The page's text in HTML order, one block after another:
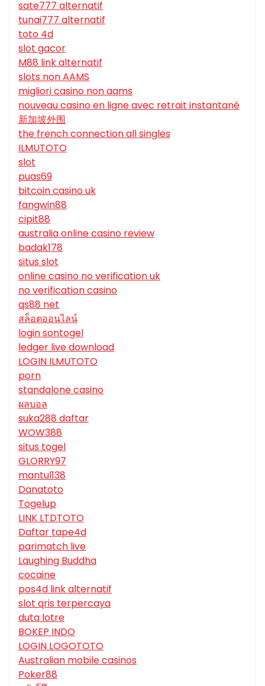
sate777 alternatif
tunai777 alternatif
toto 4d
slot gacor
M88 link alternatif
slots non AAMS
migliori casino non aams
nouveau casino en ligne avec retrait instantané
新加坡外围
the french connection all singles
ILMUTOTO
slot
puas69
bitcoin casino uk
fangwin88
cipit88
australia online casino review
badak178
situs slot
online casino no verification uk
no verification casino
qs88 net
สล็อตออนไลน์
login sontogel
ledger live download
LOGIN ILMUTOTO
porn
standalone casino
ผลบอล
suka288 daftar
WOW388
situs togel
GLORRY97
mantul138
Danatoto
Togelup
LINK LTDTOTO
Daftar tape4d
parimatch live
Laughing Buddha
cocaine
pos4d link alternatif
slot qris terpercaya
duta lotre
BOKEP INDO
LOGIN LOGOTOTO
Australian mobile casinos
Poker88